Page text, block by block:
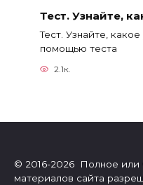
Тест. Узнайте,
Тест. Узнайте,
помощью теста
2.1к.
© 2016-2026 Полное или
материалов сайта